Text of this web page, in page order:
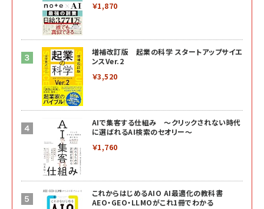
￥1,870
増補改訂版 起業の科学 スタートアップサイエ
ンスVer.2
￥3,520
AIで集客する仕組み ～クリックされない時代
に選ばれるAI検索のセオリー～
￥1,760
これからはじめるAIO AI最適化の教科書
AEO・GEO・LLMOがこれ1冊でわかる